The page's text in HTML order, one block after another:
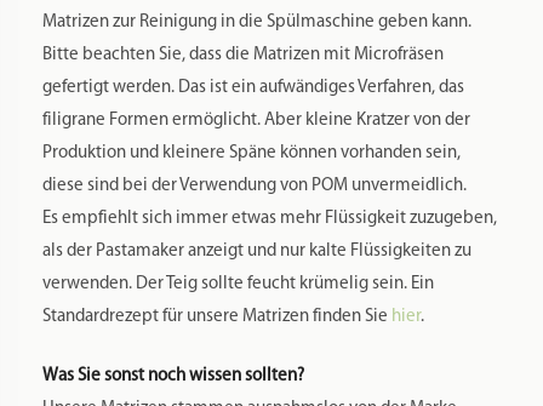
Matrizen zur Reinigung in die Spülmaschine geben kann.
Bitte beachten Sie, dass die Matrizen mit Microfräsen
gefertigt werden. Das ist ein aufwändiges Verfahren, das
filigrane Formen ermöglicht. Aber kleine Kratzer von der
Produktion und kleinere Späne können vorhanden sein,
diese sind bei der Verwendung von POM unvermeidlich.
Es empfiehlt sich immer etwas mehr Flüssigkeit zuzugeben,
als der Pastamaker anzeigt und nur kalte Flüssigkeiten zu
verwenden. Der Teig sollte feucht krümelig sein. Ein
Standardrezept für unsere Matrizen finden Sie hier.
Was Sie sonst noch wissen sollten?